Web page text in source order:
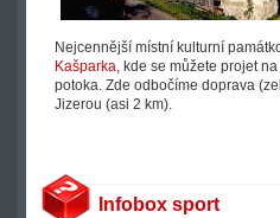
Nejcennější místní kulturní
Kašparka, kde se můžete projet
potoka. Zde odbočíme doprava
Jizerou (asi 2 km).
Infobox sport